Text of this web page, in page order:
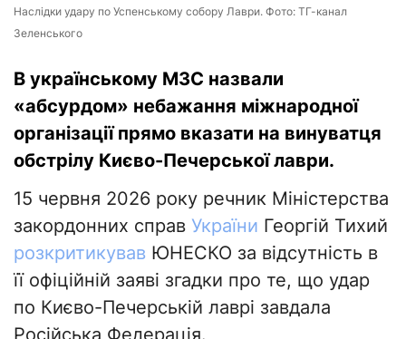
Наслідки удару по Успенському собору Лаври. Фото: ТГ-канал
Зеленського
В українському МЗС назвали
«абсурдом» небажання міжнародної
організації прямо вказати на винуватця
обстрілу Києво-Печерської лаври.
15 червня 2026 року речник Міністерства
закордонних справ України Георгій Тихий
розкритикував ЮНЕСКО за відсутність в
її офіційній заяві згадки про те, що удар
по Києво-Печерській лаврі завдала